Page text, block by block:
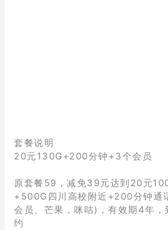
套餐说明
20元130G+200分钟+3个会员
原套餐59，减免39元达到20元
+500G四川高校附近+200分钟通
会员、芒果，咪咕)，有效期4年
约